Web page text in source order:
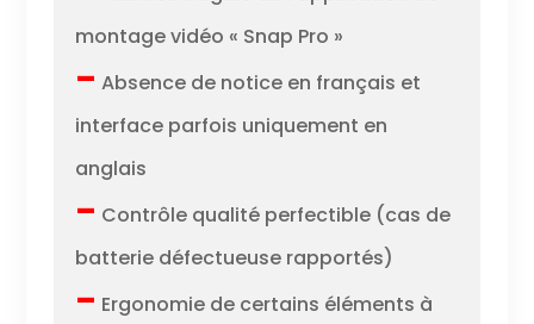
montage vidéo « Snap Pro »
– Absence de notice en français et
interface parfois uniquement en
anglais
– Contrôle qualité perfectible (cas de
batterie défectueuse rapportés)
– Ergonomie de certains éléments à